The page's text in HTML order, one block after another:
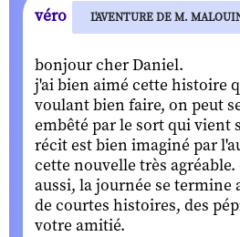
véro L'AVENTURE DE M.
bonjour cher Daniel.
j'ai bien aimé cette histoire
voulant bien faire, on peut
embêté par le sort qui vient
récit est bien imaginé par
cette nouvelle très
aussi, la journée se termine
de courtes histoires, des
votre amitié.